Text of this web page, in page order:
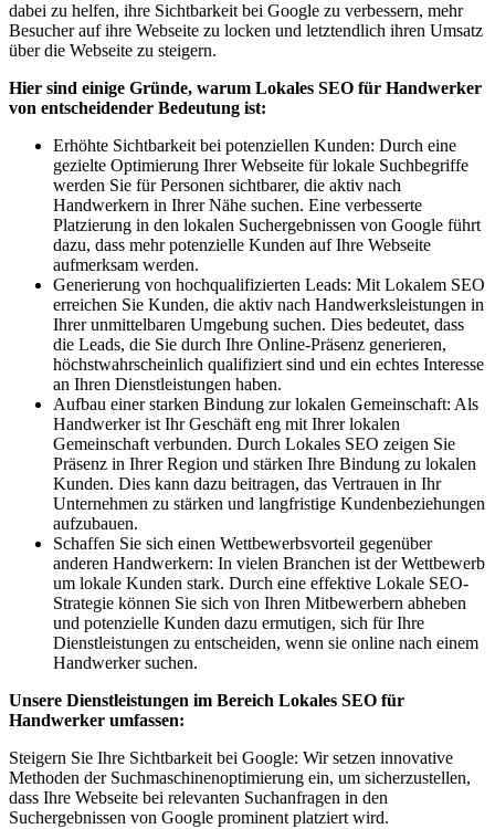
dabei zu helfen, ihre Sichtbarkeit bei Google zu verbessern, mehr
Besucher auf ihre Webseite zu locken und letztendlich ihren Umsatz
über die Webseite zu steigern.
Hier sind einige Gründe, warum Lokales SEO für Handwerker
von entscheidender Bedeutung ist:
Erhöhte Sichtbarkeit bei potenziellen Kunden: Durch eine
gezielte Optimierung Ihrer Webseite für lokale Suchbegriffe
werden Sie für Personen sichtbarer, die aktiv nach
Handwerkern in Ihrer Nähe suchen. Eine verbesserte
Platzierung in den lokalen Suchergebnissen von Google führt
dazu, dass mehr potenzielle Kunden auf Ihre Webseite
aufmerksam werden.
Generierung von hochqualifizierten Leads: Mit Lokalem SEO
erreichen Sie Kunden, die aktiv nach Handwerksleistungen in
Ihrer unmittelbaren Umgebung suchen. Dies bedeutet, dass
die Leads, die Sie durch Ihre Online-Präsenz generieren,
höchstwahrscheinlich qualifiziert sind und ein echtes Interesse
an Ihren Dienstleistungen haben.
Aufbau einer starken Bindung zur lokalen Gemeinschaft: Als
Handwerker ist Ihr Geschäft eng mit Ihrer lokalen
Gemeinschaft verbunden. Durch Lokales SEO zeigen Sie
Präsenz in Ihrer Region und stärken Ihre Bindung zu lokalen
Kunden. Dies kann dazu beitragen, das Vertrauen in Ihr
Unternehmen zu stärken und langfristige Kundenbeziehungen
aufzubauen.
Schaffen Sie sich einen Wettbewerbsvorteil gegenüber
anderen Handwerkern: In vielen Branchen ist der Wettbewerb
um lokale Kunden stark. Durch eine effektive Lokale SEO-
Strategie können Sie sich von Ihren Mitbewerbern abheben
und potenzielle Kunden dazu ermutigen, sich für Ihre
Dienstleistungen zu entscheiden, wenn sie online nach einem
Handwerker suchen.
Unsere Dienstleistungen im Bereich Lokales SEO für
Handwerker umfassen:
Steigern Sie Ihre Sichtbarkeit bei Google: Wir setzen innovative
Methoden der Suchmaschinenoptimierung ein, um sicherzustellen,
dass Ihre Webseite bei relevanten Suchanfragen in den
Suchergebnissen von Google prominent platziert wird.